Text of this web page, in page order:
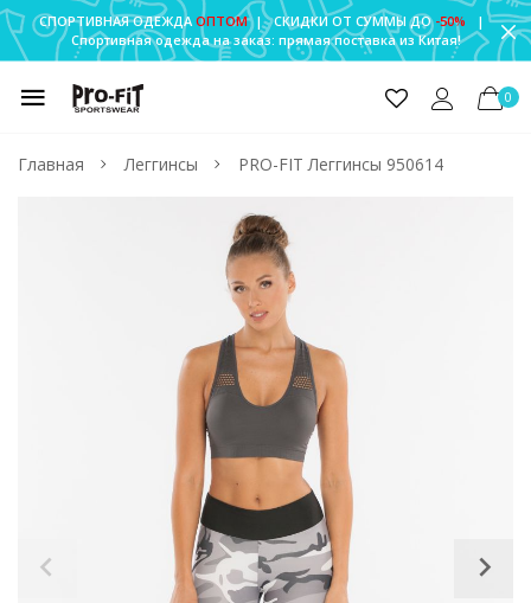
СПОРТИВНАЯ ОДЕЖДА ОПТОМ| СКИДКИ ОТ СУММЫ ДО-50%
|
Спортивная одежда на заказ: прямая поставка из Китая!
0
Главная Леггинсы PRO-FIT Леггинсы 950614